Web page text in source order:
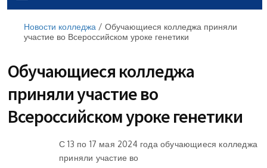
Новости колледжа / Обучающиеся колледжа приняли
участие во Всероссийском уроке генетики
Обучающиеся колледжа
приняли участие во
Всероссийском уроке генетики
С 13 по 17 мая 2024 года обучающиеся колледжа
приняли участие во